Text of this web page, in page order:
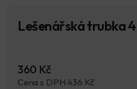
Lešenářská trubka
360 Kč
Cena s DPH 436 Kč